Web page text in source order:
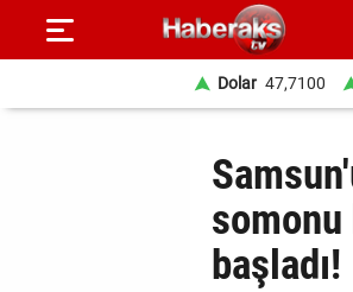
Dolar 47,7100
başladı!